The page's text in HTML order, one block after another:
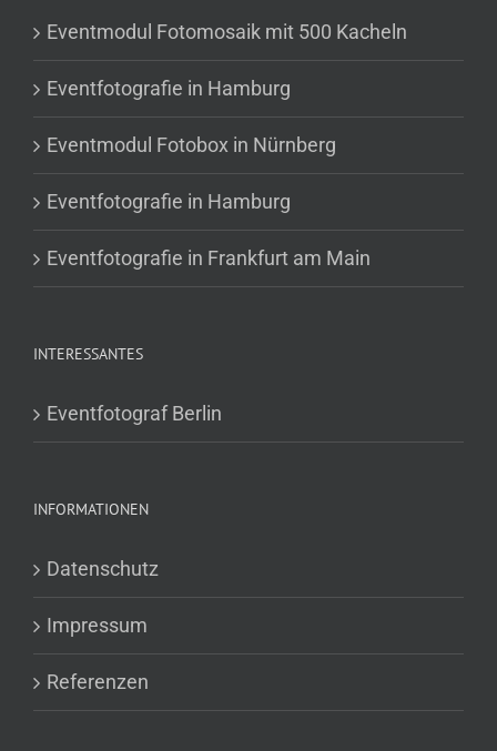
Eventmodul Fotomosaik mit 500 Kacheln
Eventfotografie in Hamburg
Eventmodul Fotobox in Nürnberg
Eventfotografie in Hamburg
Eventfotografie in Frankfurt am Main
INTERESSANTES
Eventfotograf Berlin
INFORMATIONEN
Datenschutz
Impressum
Referenzen